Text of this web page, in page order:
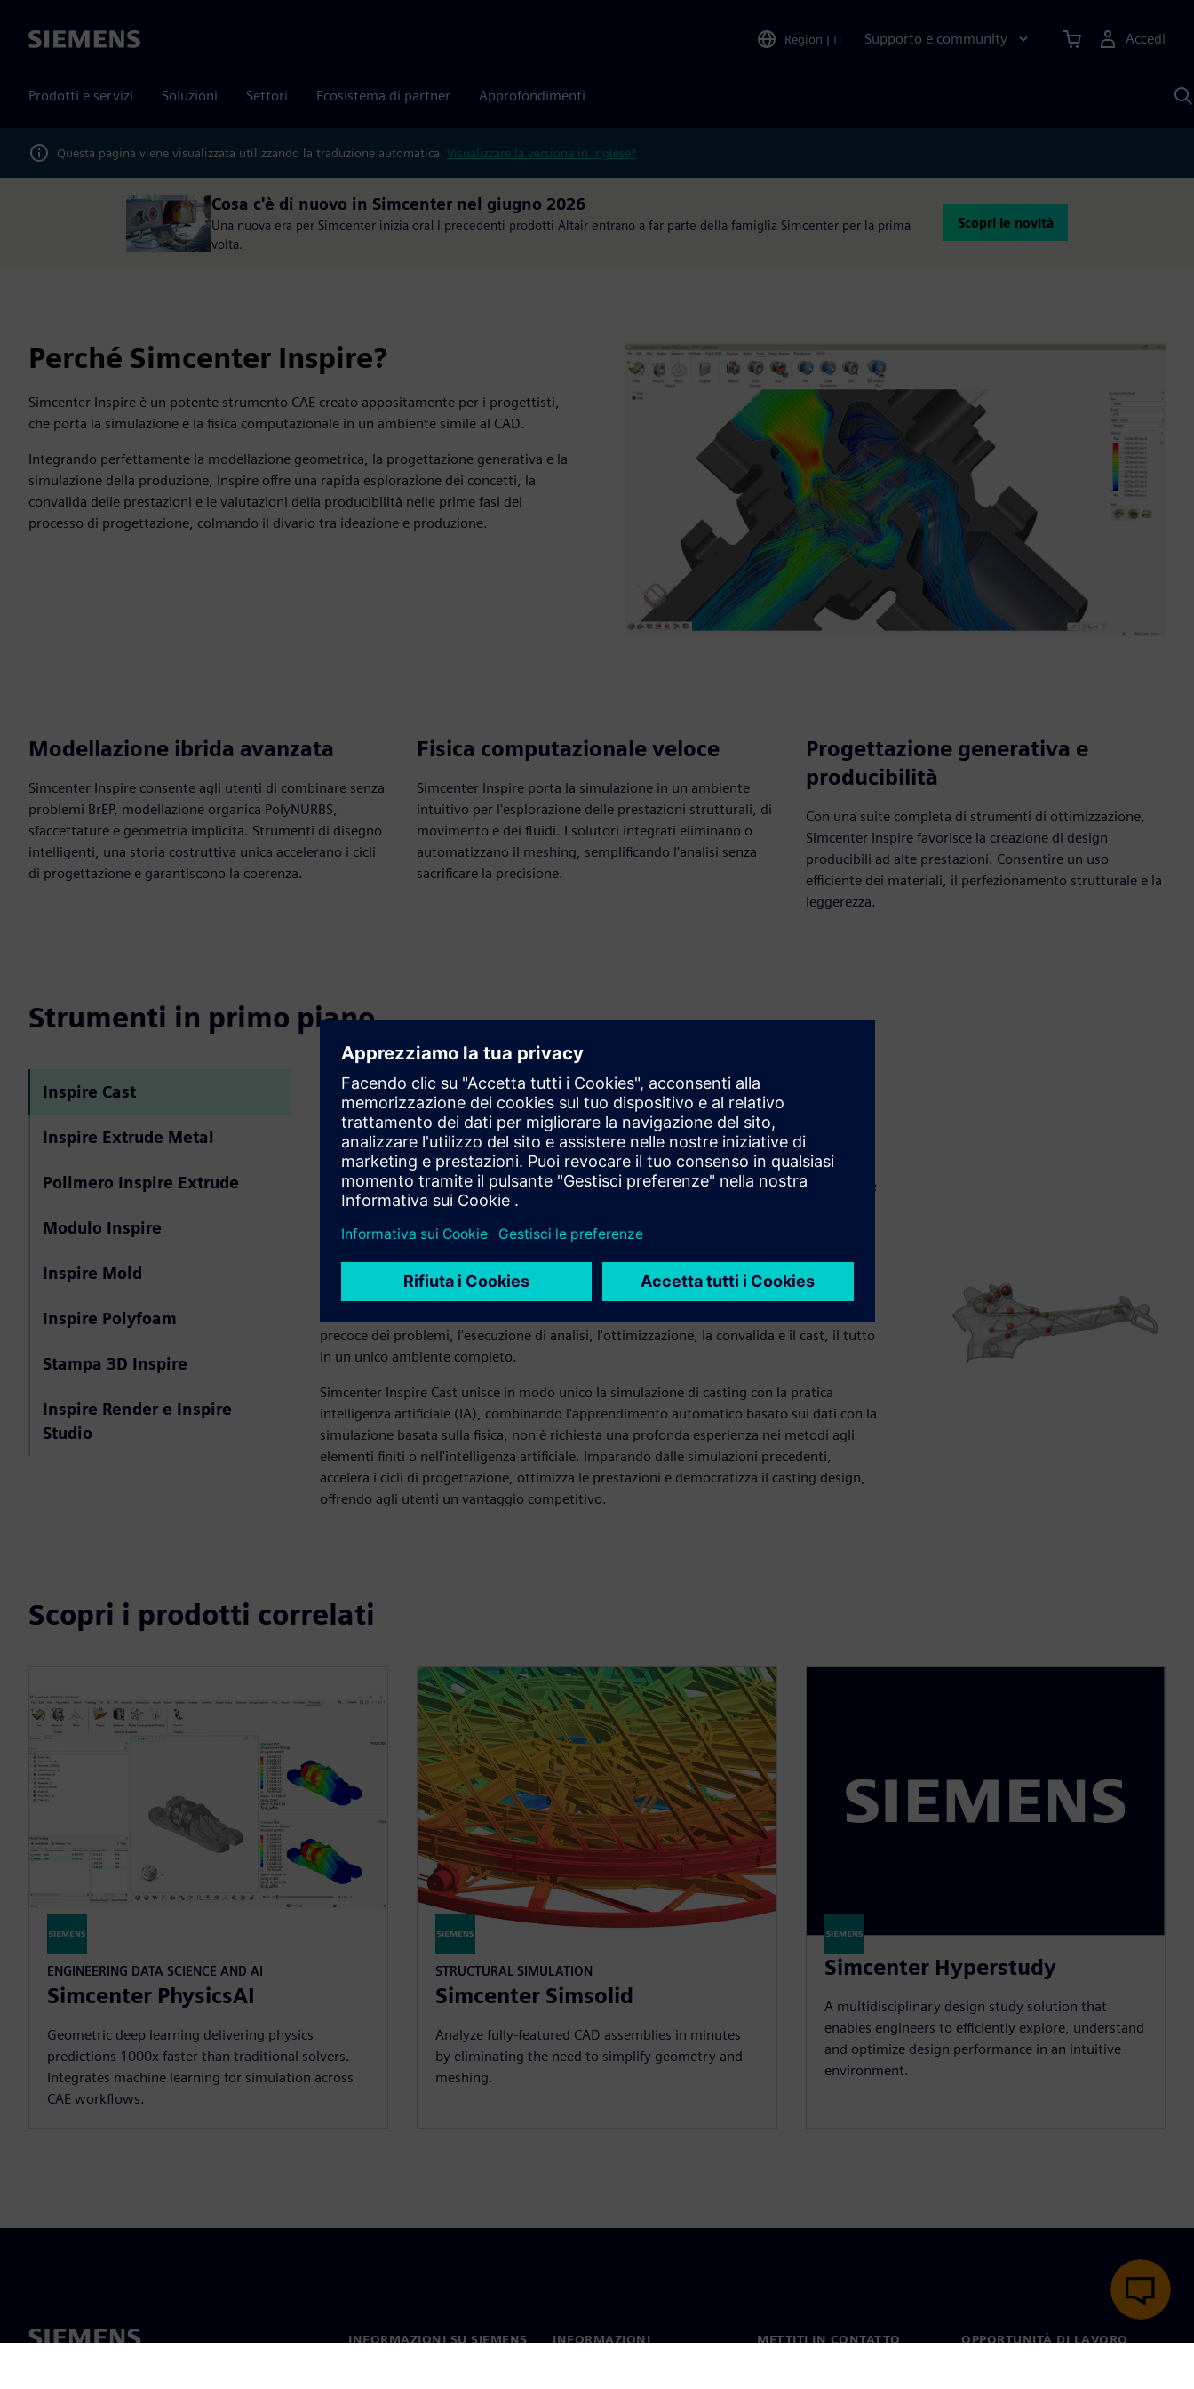
Siemens Region | IT Supporto e community Accedi
Prodotti e servizi Soluzioni Settori Ecosistema di partner Approfondimenti
Questa pagina viene visualizzata utilizzando la traduzione automatica. Visualizzare la versione in inglese?
Cosa c'è di nuovo in Simcenter nel giugno 2026
Una nuova era per Simcenter inizia ora! I precedenti prodotti Altair entrano a far parte della famiglia Simcenter per la prima
volta.
Scopri le novità
Perché Simcenter Inspire?
Simcenter Inspire è un potente strumento CAE creato appositamente per i progettisti,
che porta la simulazione e la fisica computazionale in un ambiente simile al CAD.
Integrando perfettamente la modellazione geometrica, la progettazione generativa e la
simulazione della produzione, Inspire offre una rapida esplorazione dei concetti, la
convalida delle prestazioni e le valutazioni della producibilità nelle prime fasi del
processo di progettazione, colmando il divario tra ideazione e produzione.
Modellazione ibrida avanzata
Simcenter Inspire consente agli utenti di combinare senza
problemi BrEP, modellazione organica PolyNURBS,
sfaccettature e geometria implicita. Strumenti di disegno
intelligenti, una storia costruttiva unica accelerano i cicli
di progettazione e garantiscono la coerenza.
Fisica computazionale veloce
Simcenter Inspire porta la simulazione in un ambiente
intuitivo per l'esplorazione delle prestazioni strutturali, di
movimento e dei fluidi. I solutori integrati eliminano o
automatizzano il meshing, semplificando l'analisi senza
sacrificare la precisione.
Progettazione generativa e
producibilità
Con una suite completa di strumenti di ottimizzazione,
Simcenter Inspire favorisce la creazione di design
producibili ad alte prestazioni. Consentire un uso
efficiente dei materiali, il perfezionamento strutturale e la
leggerezza.
Strumenti in primo piano
Inspire Cast
Inspire Extrude Metal
Polimero Inspire Extrude
Modulo Inspire
Inspire Mold
Inspire Polyfoam
Stampa 3D Inspire
Inspire Render e Inspire
Studio
Simcenter Inspire Cast
Modellazione ibrida avanzata
Dai progettisti di prodotto agli ingegneri di fonderia, Simcenter Inspire Cast è un software
di simulazione della fusione di metalli completo, robusto e facile da usare per principianti
ed esperti. Applicato nelle prime fasi del ciclo di progettazione delle parti, riduce le
Inspire Cast supporta un'ampia gamma di processi e condizioni di casting, aiutando gli
utenti a prendere decisioni più intelligenti per migliorare la qualità e la redditività dei
precoce dei problemi, l'esecuzione di analisi, l'ottimizzazione, la convalida e il cast, il tutto
in un unico ambiente completo.
Simcenter Inspire Cast unisce in modo unico la simulazione di casting con la pratica
intelligenza artificiale (IA), combinando l'apprendimento automatico basato sui dati con la
simulazione basata sulla fisica, non è richiesta una profonda esperienza nei metodi agli
elementi finiti o nell'intelligenza artificiale. Imparando dalle simulazioni precedenti,
accelera i cicli di progettazione, ottimizza le prestazioni e democratizza il casting design,
offrendo agli utenti un vantaggio competitivo.
Scopri i prodotti correlati
ENGINEERING DATA SCIENCE AND AI
Simcenter PhysicsAI
Geometric deep learning delivering physics
predictions 1000x faster than traditional solvers.
Integrates machine learning for simulation across
CAE workflows.
STRUCTURAL SIMULATION
Simcenter Simsolid
Analyze fully-featured CAD assemblies in minutes
by eliminating the need to simplify geometry and
meshing.
Simcenter Hyperstudy
A multidisciplinary design study solution that
enables engineers to efficiently explore, understand
and optimize design performance in an intuitive
environment.
INFORMAZIONI SU SIEMENS
INFORMAZIONI
METTITI IN CONTATTO OPPORTUNITÀ DI LAVORO